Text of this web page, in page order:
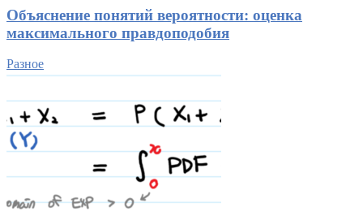
Объяснение понятий вероятности: оценка
максимального правдоподобия
Разное